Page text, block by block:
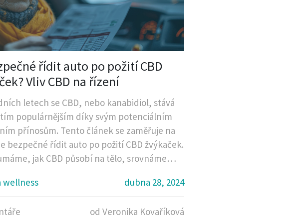
řídit auto po požití CBD
Vliv CBD na řízení
letech se CBD, nebo kanabidiol, stává
populárnějším díky svým potenciálním
přínosům. Tento článek se zaměřuje na
bezpečné řídit auto po požití CBD žvýkaček.
jak CBD působí na tělo, srovnáme
maximální bezpečnost za volantem,
CBD produkty.
wellness dubna 28, 2024
od Veronika Kovaříková